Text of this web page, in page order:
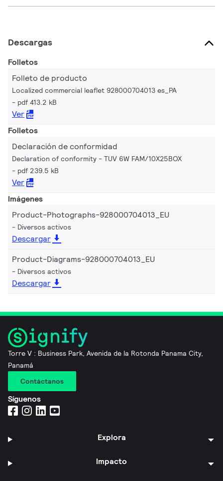
Descargas
Folletos
Folleto de producto
Localized commercial leaflet 928000704013 es_PA
pdf 413.2 kB
Ver
Folletos
Declaración de conformidad
Declaration of conformity - TUV 6W FAM/10X25BOX
pdf 239.5 kB
Ver
Imágenes
Product-Photographs-928000704013_EU
Diversos activos
Descargar
Product-Diagrams-928000704013_EU
Diversos activos
Descargar
Torre V : Business Park, Avenida de la Rotonda Panama City,
Panamá
Contáctanos
Síguenos
Explora
Impacto